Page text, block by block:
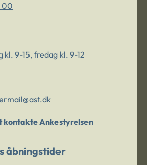
00
9-15, fredag kl. 9-12
kontakte Ankestyrelsen
åbningstider